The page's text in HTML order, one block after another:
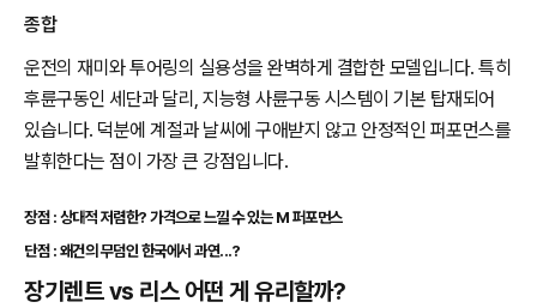
종합
운전의 재미와 투어링의 실용성을 완벽하게 결합한 모델입니다. 특히
후륜구동인 세단과 달리, 지능형 사륜구동 시스템이 기본 탑재되어
있습니다. 덕분에 계절과 날씨에 구애받지 않고 안정적인 퍼포먼스를
발휘한다는 점이 가장 큰 강점입니다.
장점 : 상대적 저렴한? 가격으로 느낄 수 있는 M 퍼포먼스
단점 : 왜건의 무덤인 한국에서 과연...?
장기렌트 vs 리스 어떤 게 유리할까?